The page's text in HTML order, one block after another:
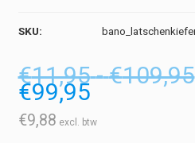
SKU:
€11,95 - €109,95
€99,95
tot
Huidige
is:
€9,88